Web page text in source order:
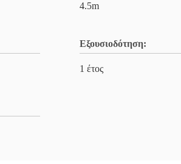
4.5m
Εξουσιοδότηση:
1 έτος